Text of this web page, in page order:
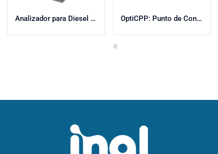
Analizador para Diesel Marino MFA-70Xi OptiCPP: Punto de Congelación y Punto de Niebla